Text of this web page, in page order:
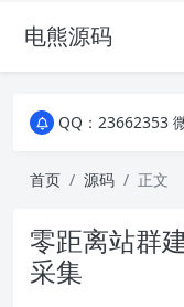
电熊源码
QQ：23662353
首页
源码 正文
零距离站群
采集